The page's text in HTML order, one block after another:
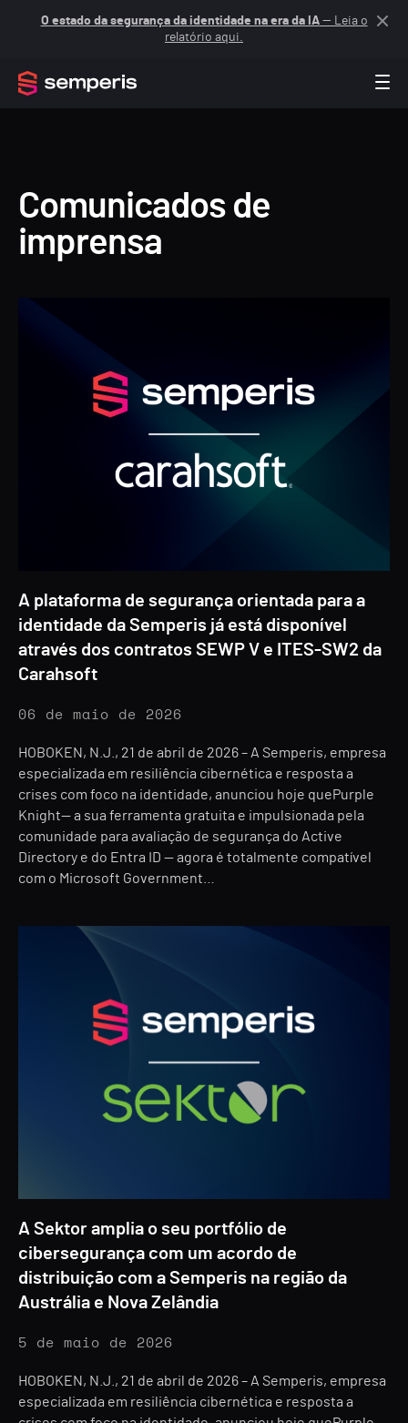
O estado da segurança da identidade na era da IA— Leia o
relatório aqui.
Comunicados de
imprensa
A plataforma de segurança orientada para a
identidade da Semperis já está disponível
através dos contratos SEWP V e ITES-SW2 da
Carahsoft
06 de maio de 2026
HOBOKEN, N.J., 21 de abril de 2026 – A Semperis, empresa
especializada em resiliência cibernética e resposta a
crises com foco na identidade, anunciou hoje quePurple
Knight— a sua ferramenta gratuita e impulsionada pela
comunidade para avaliação de segurança do Active
Directory e do Entra ID — agora é totalmente compatível
com o Microsoft Government…
A Sektor amplia o seu portfólio de
cibersegurança com um acordo de
distribuição com a Semperis na região da
Austrália e Nova Zelândia
5 de maio de 2026
HOBOKEN, N.J., 21 de abril de 2026 – A Semperis, empresa
especializada em resiliência cibernética e resposta a